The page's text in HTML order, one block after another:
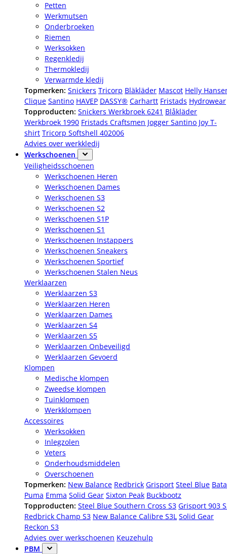
Petten
Werkmutsen
Onderbroeken
Riemen
Werksokken
Regenkledij
Thermokledij
Verwarmde kledij
Topmerken: Snickers Tricorp Bläkläder Mascot Helly
Clique Santino HAVEP DASSY® Carhartt Fristads Hydrowear
Topproducten: Snickers Werkbroek 6241 Blåkläder
Werkbroek 1990 Fristads Craftsmen Jogger Santino Joy T-
shirt Tricorp Softshell 402006
Advies over werkkledij
Werkschoenen
Veiligheidsschoenen
Werkschoenen Heren
Werkschoenen Dames
Werkschoenen S3
Werkschoenen S2
Werkschoenen S1P
Werkschoenen S1
Werkschoenen Instappers
Werkschoenen Sneakers
Werkschoenen Sportief
Werkschoenen Stalen Neus
Werklaarzen
Werklaarzen S3
Werklaarzen Heren
Werklaarzen Dames
Werklaarzen S4
Werklaarzen S5
Werklaarzen Onbeveiligd
Werklaarzen Gevoerd
Klompen
Medische klompen
Zweedse klompen
Tuinklompen
Werkklompen
Accessoires
Werksokken
Inlegzolen
Veters
Onderhoudsmiddelen
Overschoenen
Topmerken: New Balance Redbrick Grisport Steel Blue Bata
Puma Emma Solid Gear Sixton Peak Buckbootz
Topproducten: Steel Blue Southern Cross S3 Grisport 903
Redbrick Champ S3 New Balance Calibre S3L Solid Gear
Reckon S3
Advies over werkschoenen Keuzehulp
PBM